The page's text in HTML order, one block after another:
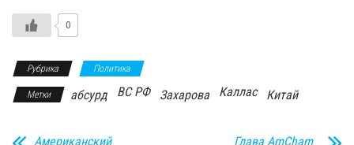
0
Рубрика Политика
Метки абсурд ВС РФ Захарова Каллас Китай
Американский
Глава AmCham